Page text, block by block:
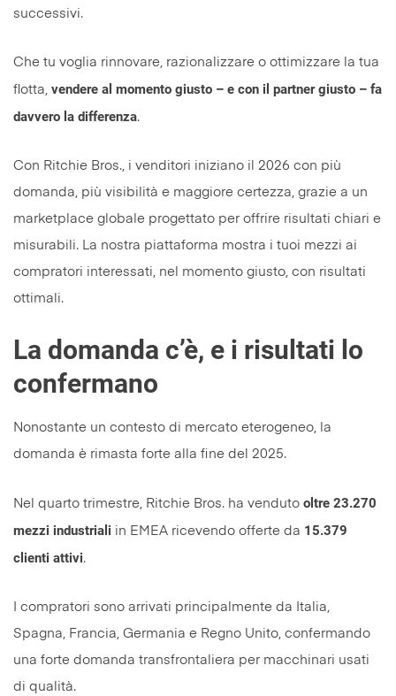
successivi.
Che tu voglia rinnovare, razionalizzare o ottimizzare la tua
flotta, vendere al momento giusto – e con il partner giusto – fa
davvero la differenza.
Con Ritchie Bros., i venditori iniziano il 2026 con più
domanda, più visibilità e maggiore certezza, grazie a un
marketplace globale progettato per offrire risultati chiari e
misurabili. La nostra piattaforma mostra i tuoi mezzi ai
compratori interessati, nel momento giusto, con risultati
ottimali.
La domanda c’è, e i risultati lo
confermano
Nonostante un contesto di mercato eterogeneo, la
domanda è rimasta forte alla fine del 2025.
Nel quarto trimestre, Ritchie Bros. ha venduto oltre 23.270
mezzi industriali in EMEA ricevendo offerte da 15.379
clienti attivi.
I compratori sono arrivati principalmente da Italia,
Spagna, Francia, Germania e Regno Unito, confermando
una forte domanda transfrontaliera per macchinari usati
di qualità.